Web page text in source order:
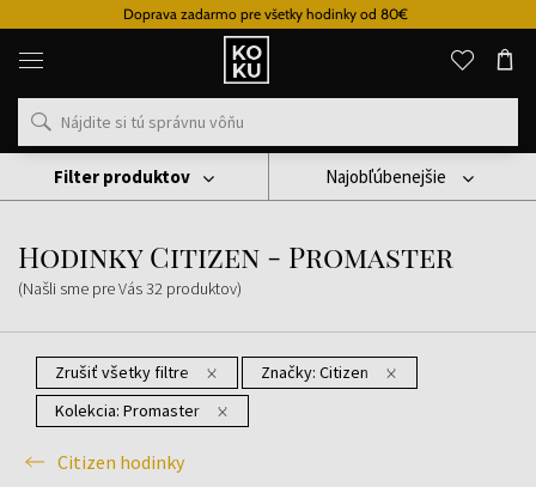
Doprava zadarmo pre všetky hodinky od 80€
Originálne
parfémy
hodinky
na
mieste
Hodinky
Citizen Hodinky Hodinky Citizen - Promaster
Hodinky Citizen - Promaster
(Našli sme pre Vás32 produktov)
Najobľúbenejšie
Zrušiť všetky filtre Značky: Citizen
Kolekcia: Promaster
Citizen hodinky
Filter produktov